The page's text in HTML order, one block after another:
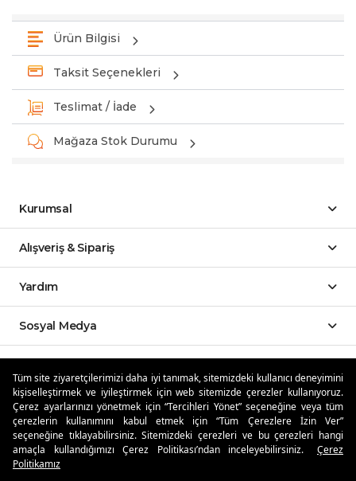
Tüm site ziyaretçilerimizi daha iyi tanımak, sitemizdeki kullanıcı deneyimini
kişiselleştirmek ve iyileştirmek için web sitemizde çerezler kullanıyoruz.
Çerez ayarlarınızı yönetmek için “Tercihleri Yönet” seçeneğine veya tüm
çerezlerin kullanımını kabul etmek için “Tüm Çerezlere İzin Ver”
seçeneğine tıklayabilirsiniz. Sitemizdeki çerezleri ve bu çerezleri hangi
amaçla kullandığımızı Çerez Politikası’ndan inceleyebilirsiniz.
Çerez
Politikamız
Ürün Bilgisi
Taksit Seçenekleri
Teslimat / İade
Mağaza Stok Durumu
Kurumsal
Alışveriş & Sipariş
Yardım
Sosyal Medya
Özdilekteyim'de Taksit Avantajları
Güvenli Alışveriş